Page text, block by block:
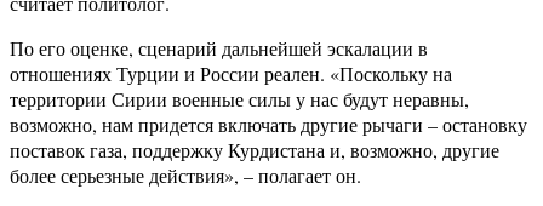
По его оценке, сценарий дальнейшей эскалации в
отношениях Турции и России реален. «Поскольку на
территории Сирии военные силы у нас будут неравны,
возможно, нам придется включать другие рычаги – остановку
поставок газа, поддержку Курдистана и, возможно, другие
более серьезные действия», – полагает он.